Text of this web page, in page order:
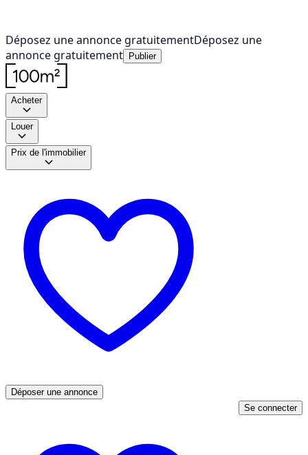
Déposez une annonce gratuitementDéposez une
annonce gratuitement
Publier
Acheter
Louer
Prix de l'immobilier
Déposer une annonce
Se connecter